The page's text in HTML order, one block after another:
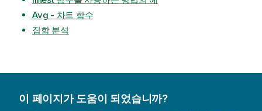
Avg - 차트 함수
집합 분석
이 페이지가 도움이 되었습니까?